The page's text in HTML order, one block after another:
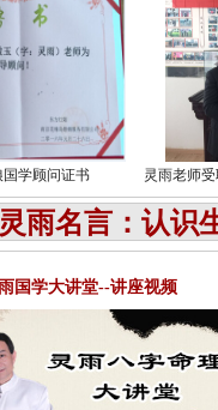
国学顾问证书 灵雨老师
灵雨名言：认识
国学大讲堂--讲座视频